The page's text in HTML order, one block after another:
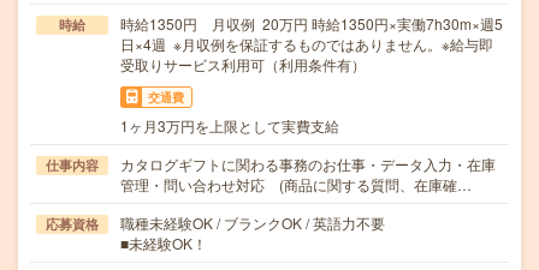
時給
時給1350円 月収例 20万円 時給1350円×実働7h30m×週5
日×4週 ※月収例を保証するものではありません。※給与即
受取りサービス利用可（利用条件有）
交通費
1ヶ月3万円を上限として実費支給
仕事内容
カタログギフトに関わる事務のお仕事・データ入力・在庫
管理・問い合わせ対応 (商品に関する質問、在庫確…
応募資格
職種未経験OK / ブランクOK / 英語力不要
■未経験OK！